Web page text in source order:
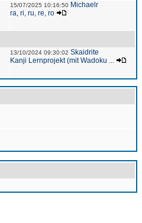
15/07/2025 10:16:50 Michaelr
ra, ri, ru, re, ro
13/10/2024 09:30:02 Skaidrite
Kanji Lernprojekt (mit Wadoku ...